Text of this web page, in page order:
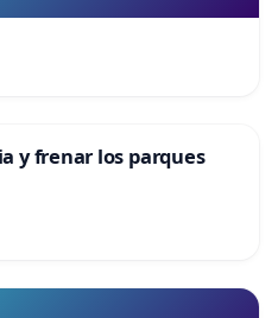
y frenar los parques